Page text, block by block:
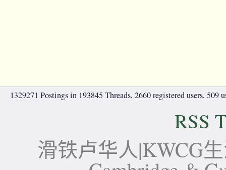
1329271 Postings in 193845 Threads, 2660 registered users, 509
RSS
滑铁卢华人|KWCG